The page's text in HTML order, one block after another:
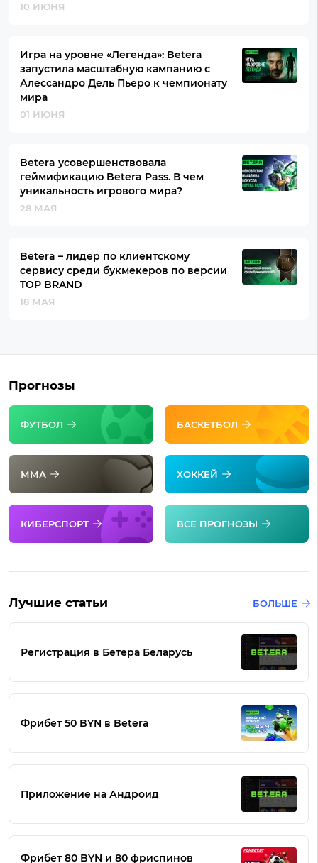
10 ИЮНЯ
Игра на уровне «Легенда»: Betera
запустила масштабную кампанию с
Алессандро Дель Пьеро к чемпионату
мира
01 ИЮНЯ
Betera усовершенствовала
геймификацию Betera Pass. В чем
уникальность игрового мира?
28 МАЯ
Betera – лидер по клиентскому
сервису среди букмекеров по версии
TOP BRAND
18 МАЯ
Прогнозы
ФУТБОЛ БАСКЕТБОЛ
ММА ХОККЕЙ
КИБЕРСПОРТ ВСЕ ПРОГНОЗЫ
Лучшие статьи БОЛЬШЕ
Регистрация в Бетера Беларусь
Фрибет 50 BYN в Betera
Приложение на Андроид
Фрибет 80 BYN и 80 фриспинов